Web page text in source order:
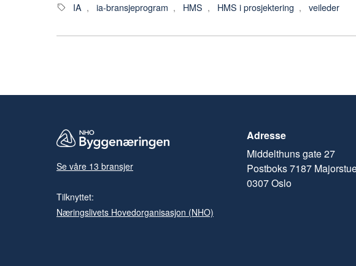
IA , ia-bransjeprogram , HMS , HMS i prosjektering , veileder
Se våre 13 bransjer
Tilknyttet:
Næringslivets Hovedorganisasjon (NHO)
Adresse
Middelthuns gate 27
Postboks 7187
0307 Oslo